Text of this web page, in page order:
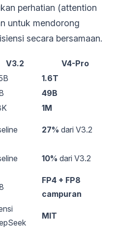
perhatian (attention
untuk mendorong
secara bersamaan.
V3.2
V4-Pro
1.6T
49B
1M
27% dari V3.2
10% dari V3.2
FP4 + FP8
campuran
MIT